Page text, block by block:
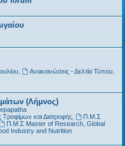
σ
, Ανακοινώσεις - Δελτία Τύπου,
(Λήμνος)
epapatha
και Διατροφής,
Π.Μ.Σ
Π.Μ.Σ Master of Research, Global
Industry and Nutrition